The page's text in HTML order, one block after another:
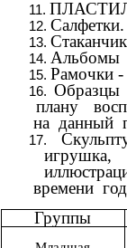
Салфетки.
Альбомы
Рамочки -
плану
на данный
времени
Группы